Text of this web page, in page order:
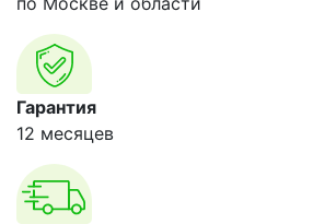
Гарантия
12 месяцев